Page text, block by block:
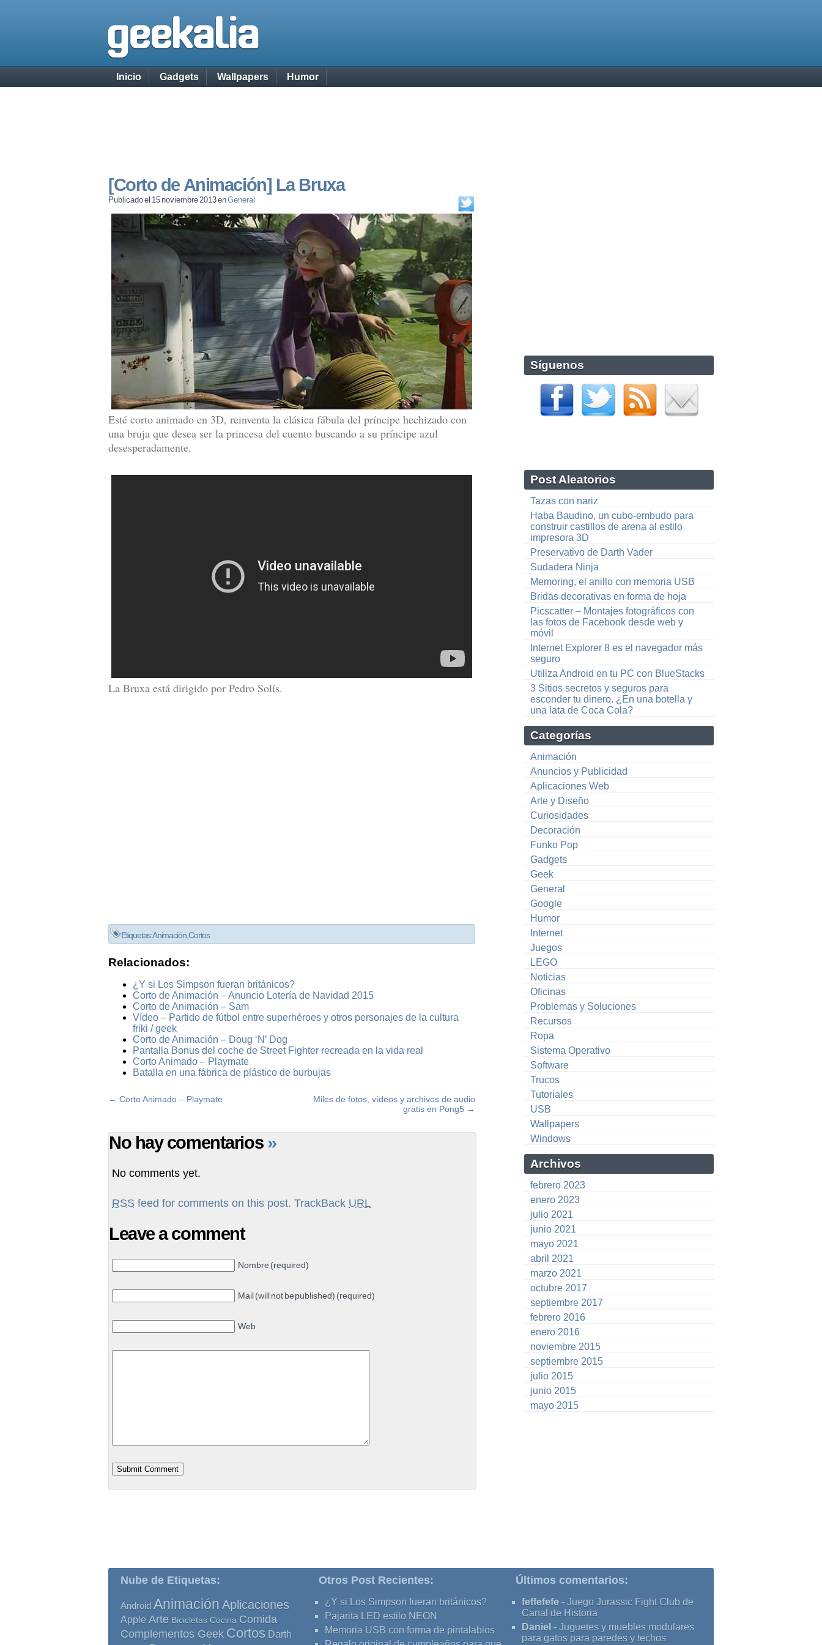
Inicio Gadgets Wallpapers Humor
[Corto de Animación] La Bruxa
Publicado el 15 noviembre 2013 enGeneral
Esté corto animado en 3D, reinventa la clásica fábula del príncipe hechizado con
una bruja que desea ser la princesa del cuento buscando a su príncipe azul
desesperadamente.
La Bruxa está dirigido por Pedro Solís.
Etiquetas:Animación,Cortos
Relacionados:
¿Y si Los Simpson fueran británicos?
Corto de Animación – Anuncio Lotería de Navidad 2015
Corto de Animación – Sam
Vídeo – Partido de fútbol entre superhéroes y otros personajes de la cultura
friki / geek
Corto de Animación – Doug ‘N’ Dog
Pantalla Bonus del coche de Street Fighter recreada en la vida real
Corto Animado – Playmate
Batalla en una fábrica de plástico de burbujas
Miles de fotos, vídeos y archivos de audio
gratis en Pong5 →
← Corto Animado – Playmate
No hay comentarios »
No comments yet.
RSS feed for comments on this post. TrackBack URL
Leave a comment
Nombre (required)
Mail (will not be published) (required)
Web
Síguenos
Post Aleatorios
Tazas con nariz
Haba Baudino, un cubo-embudo para
construir castillos de arena al estilo
impresora 3D
Preservativo de Darth Vader
Sudadera Ninja
Memoring, el anillo con memoria USB
Bridas decorativas en forma de hoja
Picscatter – Montajes fotográficos con
las fotos de Facebook desde web y
móvil
Internet Explorer 8 es el navegador más
seguro
Utiliza Android en tu PC con BlueStacks
3 Sitios secretos y seguros para
esconder tu dinero. ¿En una botella y
una lata de Coca Cola?
Categorías
Animación
Anuncios y Publicidad
Aplicaciones Web
Arte y Diseño
Curiosidades
Decoración
Funko Pop
Gadgets
Geek
General
Google
Humor
Internet
Juegos
LEGO
Noticias
Oficinas
Problemas y Soluciones
Recursos
Ropa
Sistema Operativo
Software
Trucos
Tutoriales
USB
Wallpapers
Windows
Archivos
febrero 2023
enero 2023
julio 2021
junio 2021
mayo 2021
abril 2021
marzo 2021
octubre 2017
septiembre 2017
febrero 2016
enero 2016
noviembre 2015
septiembre 2015
julio 2015
junio 2015
mayo 2015
Nube de Etiquetas:
Android Animación Aplicaciones
Apple Arte Bicicletas Cocina Comida
Complementos Geek Cortos Darth
Otros Post Recientes:
¿Y si Los Simpson fueran británicos?
Pajarita LED estilo NEON
Memoria USB con forma de pintalabios
Últimos comentarios:
feffefefe - Juego Jurassic Fight Club de
Canal de Historia
Daniel - Juguetes y muebles modulares
para gatos para paredes y techos